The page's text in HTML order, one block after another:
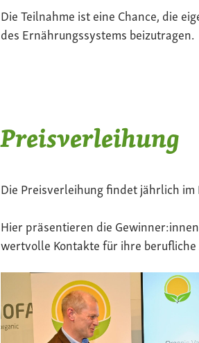
Die Teilnahme ist eine Chance, die
des Ernährungssystems beizutragen.
Preisverleihung
Die Preisverleihung findet jährlich im
Hier präsentieren die
wertvolle Kontakte für ihre